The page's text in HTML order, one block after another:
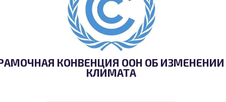
КОНВЕНЦИЯ ООН ОБ ИЗМЕНЕНИИ
КЛИМАТА